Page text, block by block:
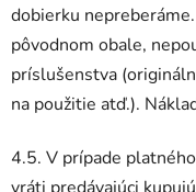
dobierku
pôvodnom obale,
príslušenstva
na použitie atď.).
4.5. V prípade